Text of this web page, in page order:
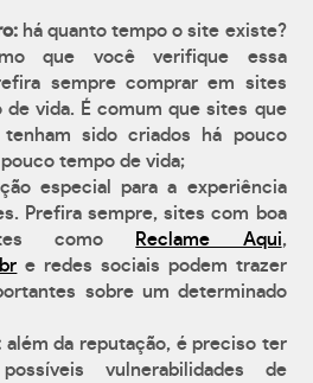
há quanto tempo o site existe?
que você verifique essa
sempre comprar em sites
vida. É comum que sites que
tenham sido criados há pouco
tempo de vida;
especial para a experiência
Prefira sempre, sites com boa
como
Reclame Aqui,
e redes sociais podem trazer
sobre um determinado
além da reputação, é preciso ter
vulnerabilidades de